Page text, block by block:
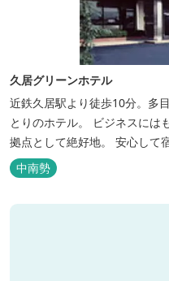
久居グリーンホテル
近鉄久居駅より徒歩10分。多
とりのホテル。 ビジネスには
拠点として絶好地。 安心して
スも行き届いています。一志
中南勢